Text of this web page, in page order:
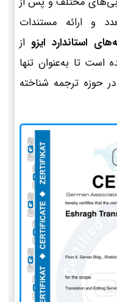
و ارائه مستندات
استاندارد ایزو از
است تا به‌عنوان تنها
در حوزه ترجمه شناخته